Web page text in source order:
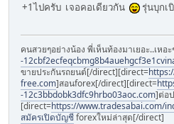
+1ไปครับ เจอคอเดียวกัน รุ่นบุกเ
คนสวยๆอย่างน้อง พี่เห็นท้องมาเยอะ..เหอ
-
ขายประกันรถยนต์[/direct][direct=
free.com]สอนforex[/direct][direct=
-12c3bbdobk3dfc9hrbo03aoc.com]ต่อ
[direct=https://www.tradesabai.com/
สมัครเปิดบัญชีforexใหม่ล่าสุด[/direct]